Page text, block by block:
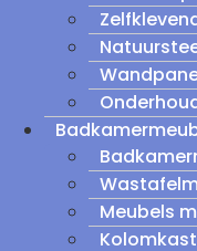
Meubels